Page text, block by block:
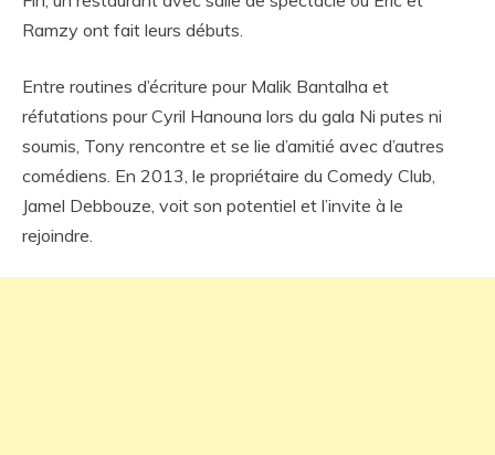
Ramzy ont fait leurs débuts.
Entre routines d’écriture pour Malik Bantalha et
réfutations pour Cyril Hanouna lors du gala Ni putes ni
soumis, Tony rencontre et se lie d’amitié avec d’autres
comédiens. En 2013, le propriétaire du Comedy Club,
Jamel Debbouze, voit son potentiel et l’invite à le
rejoindre.